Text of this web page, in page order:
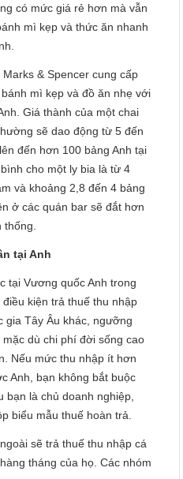
có mức giá rẻ hơn mà vẫn
mì kẹp và thức ăn nhanh
& Spencer cung cấp
mì kẹp và đồ ăn nhẹ với
Giá thành của một chai
sẽ dao động từ 5 đến
đến hơn 100 bảng Anh tại
cho một ly bia là từ 4
và khoảng 2,8 đến 4 bảng
ở các quán bar sẽ đắt hơn
tại Anh
tại Vương quốc Anh trong
kiện trả thuế thu nhập
gia Tây Âu khác, ngưỡng
dù chi phí đời sống cao
Nếu mức thu nhập ít hơn
Anh, bạn không bắt buộc
bạn là chủ doanh nghiệp,
biểu mẫu thuế hoàn trả.
sẽ trả thuế thu nhập cá
tháng của họ. Các nhóm